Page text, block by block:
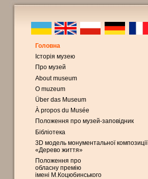
Головна
Історія музею
Про музей
About museum
O muzeum
Über das Museum
À propos du Musée
Положення про музей-заповідник
Бібліотека
3D модель монументальної композиції
«Дерево життя»
Положення про
обласну премію
імені М.Коцюбинського